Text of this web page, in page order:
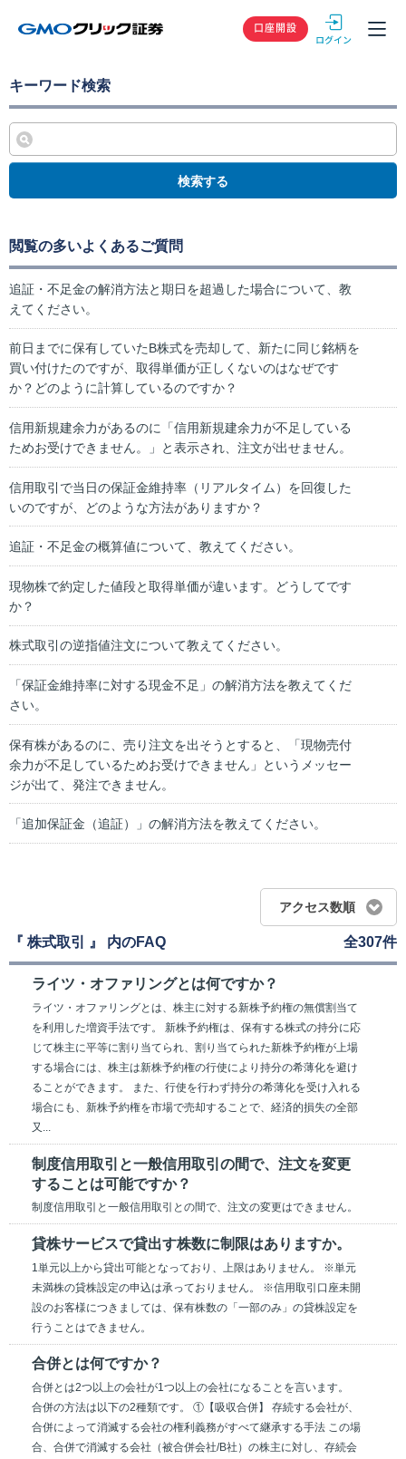
GMOクリック
口座開設
キーワード検索
検索する
閲覧の多いよくあるご質問
追証・不足金の解消方法と期日を超過した場合について、教
えてください。
前日までに保有していたB株式を売却して、新たに同じ銘柄を
買い付けたのですが、取得単価が正しくないのはなぜです
か？どのように計算しているのですか？
信用新規建余力があるのに「信用新規建余力が不足している
ためお受けできません。」と表示され、注文が出せません。
信用取引で当日の保証金維持率（リアルタイム）を回復した
いのですが、どのような方法がありますか？
追証・不足金の概算値について、教えてください。
現物株で約定した値段と取得単価が違います。どうしてです
か？
株式取引の逆指値注文について教えてください。
「保証金維持率に対する現金不足」の解消方法を教えてくだ
さい。
保有株があるのに、売り注文を出そうとすると、「現物売付
余力が不足しているためお受けできません」というメッセー
ジが出て、発注できません。
「追加保証金（追証）」の解消方法を教えてください。
アクセス数順
『 株式取引 』 内のFAQ 全307件
ライツ・オファリングとは何ですか？
ライツ・オファリングとは、株主に対する新株予約権の無償割当て
を利用した増資手法です。 新株予約権は、保有する株式の持分に応
じて株主に平等に割り当てられ、割り当てられた新株予約権が上場
する場合には、株主は新株予約権の行使により持分の希薄化を避け
ることができます。 また、行使を行わず持分の希薄化を受け入れる
場合にも、新株予約権を市場で売却することで、経済的損失の全部
又...
制度信用取引と一般信用取引の間で、注文を変更
することは可能ですか？
制度信用取引と一般信用取引との間で、注文の変更はできません。
貸株サービスで貸出す株数に制限はありますか。
1単元以上から貸出可能となっており、上限はありません。 ※単元
未満株の貸株設定の申込は承っておりません。 ※信用取引口座未開
設のお客様につきましては、保有株数の「一部のみ」の貸株設定を
行うことはできません。
合併とは何ですか？
合併とは2つ以上の会社が1つ以上の会社になることを言います。
合併の方法は以下の2種類です。 ①【吸収合併】 存続する会社が、
合併によって消滅する会社の権利義務がすべて継承する手法 この場
合、合併で消滅する会社（被合併会社/B社）の株主に対し、存続会